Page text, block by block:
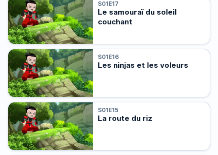
S01E17
Le samouraï du soleil
couchant
S01E16
Les ninjas et les voleurs
S01E15
La route du riz